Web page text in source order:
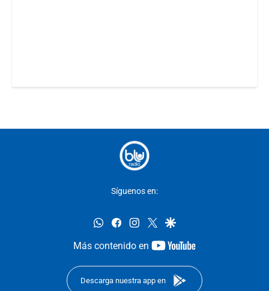
Síguenos en:
whatsappfacebookinstagram
twittergoogle
Más contenido en
youtube-
Descarga nuestra app en